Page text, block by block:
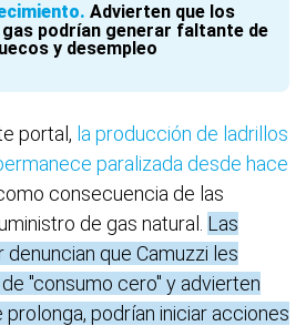
Advierten que los
podrían generar faltante de
y desempleo
portal, la producción de ladrillos
paralizada desde hace
consecuencia de las
de gas natural. Las
que Camuzzi les
"consumo cero" y advierten
prolonga, podrían iniciar acciones